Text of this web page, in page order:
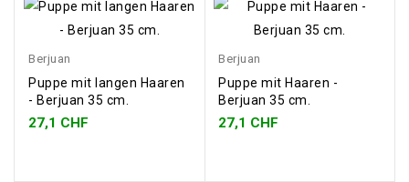
Berjuan
Puppe mit langen Haaren
- Berjuan 35 cm.
27,1 CHF
Berjuan
Puppe mit Haaren -
Berjuan 35 cm.
27,1 CHF